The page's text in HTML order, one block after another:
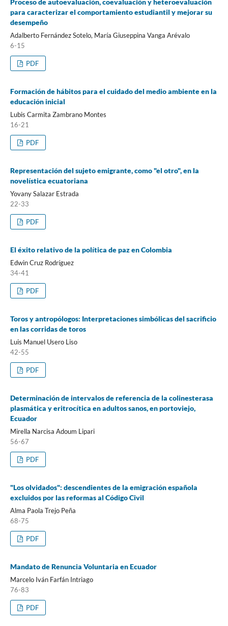
Proceso de autoevaluación, coevaluación y heteroevaluación
para caracterizar el comportamiento estudiantil y mejorar su
desempeño
Adalberto Fernández Sotelo, María Giuseppina Vanga Arévalo
6-15
PDF
Formación de hábitos para el cuidado del medio ambiente en la
educación inicial
Lubis Carmita Zambrano Montes
16-21
PDF
Representación del sujeto emigrante, como "el otro", en la
novelística ecuatoriana
Yovany Salazar Estrada
22-33
PDF
El éxito relativo de la política de paz en Colombia
Edwin Cruz Rodríguez
34-41
PDF
Toros y antropólogos: Interpretaciones simbólicas del sacrificio
en las corridas de toros
Luis Manuel Usero Liso
42-55
PDF
Determinación de intervalos de referencia de la colinesterasa
plasmática y eritrocítica en adultos sanos, en portoviejo,
Ecuador
Mirella Narcisa Adoum Lipari
56-67
PDF
"Los olvidados": descendientes de la emigración española
excluidos por las reformas al Código Civil
Alma Paola Trejo Peña
68-75
PDF
Mandato de Renuncia Voluntaria en Ecuador
Marcelo Iván Farfán Intriago
76-83
PDF